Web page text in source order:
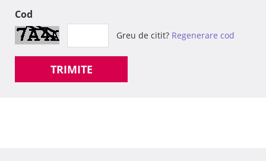
Cod
Greu de citit? Regenerare cod
TRIMITE